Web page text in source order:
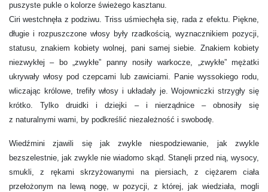
puszyste pukle o kolorze świeżego kasztanu.
Ciri westchnęła z podziwu. Triss uśmiechęła się, rada z efektu. Piękne,
długie i rozpuszczone włosy były rzadkością, wyznacznikiem pozycji,
statusu, znakiem kobiety wolnej, pani samej siebie. Znakiem kobiety
niezwykłej – bo „zwykłe” panny nosiły warkocze, „zwykłe” mężatki
ukrywały włosy pod czepcami lub zawiciami. Panie wyssokiego rodu,
wliczając królowe, trefiły włosy i układały je. Wojowniczki strzygły się
krótko. Tylko druidki i dziejki – i nierządnice – obnosiły się
z naturalnymi wami, by podkreślić niezależność i swobodę.
Wiedźmini zjawili się jak zwykle niespodziewanie, jak zwykle
bezszelestnie, jak zwykle nie wiadomo skąd. Stanęli przed nią, wysocy,
smukli, z rękami skrzyżowanymi na piersiach, z ciężarem ciała
przełożonym na lewą nogę, w pozycji, z której, jak wiedziała, mogli